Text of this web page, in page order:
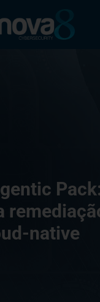
native